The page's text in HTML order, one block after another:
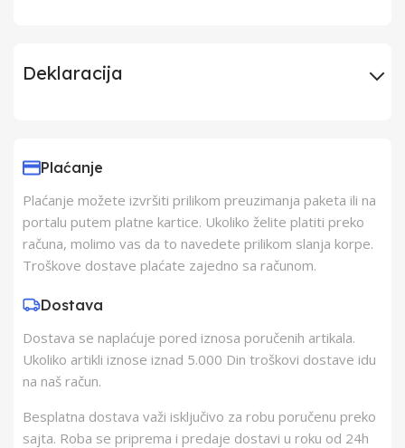
Deklaracija
Proizvođač
Schukat Electronic
gmbh
Zemlja Uvoza Kina
Plaćanje
Plaćanje možete izvršiti prilikom preuzimanja paketa ili na
portalu putem platne kartice. Ukoliko želite platiti preko
računa, molimo vas da to navedete prilikom slanja korpe.
Troškove dostave plaćate zajedno sa računom.
Dostava
Dostava se naplaćuje pored iznosa poručenih artikala.
Ukoliko artikli iznose iznad 5.000 Din troškovi dostave idu
na naš račun.
Besplatna dostava važi isključivo za robu poručenu preko
sajta. Roba se priprema i predaje dostavi u roku od 24h